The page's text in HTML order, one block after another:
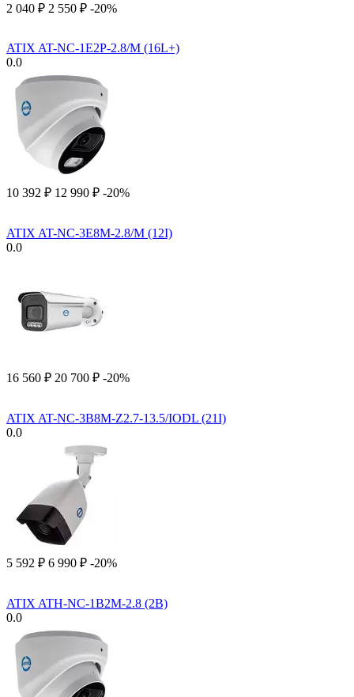
2 040 ₽ 2 550 ₽ -20%
ATIX AT-NC-1E2P-2.8/M (16L+)
0.0
10 392 ₽ 12 990 ₽ -20%
ATIX AT-NC-3E8M-2.8/M (12I)
0.0
16 560 ₽ 20 700 ₽ -20%
ATIX AT-NC-3B8M-Z2.7-13.5/IODL (21I)
0.0
5 592 ₽ 6 990 ₽ -20%
ATIX ATH-NC-1B2M-2.8 (2B)
0.0